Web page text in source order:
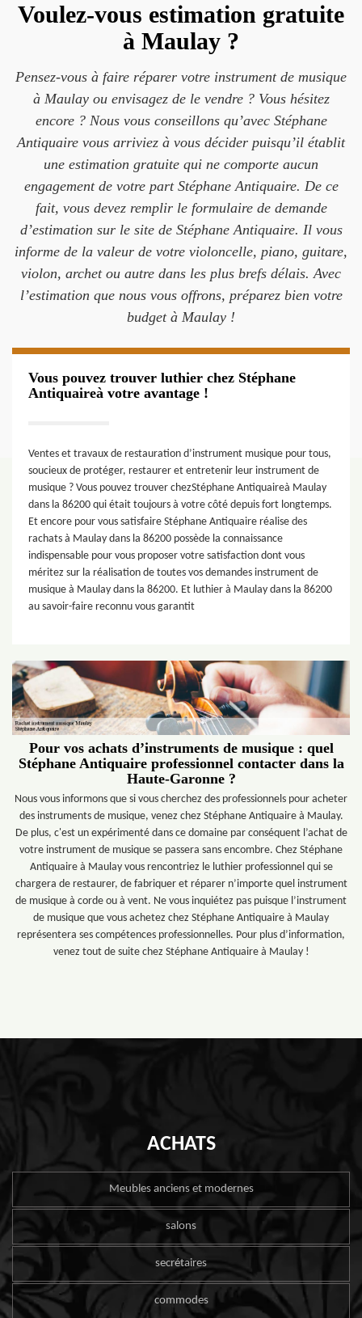
Voulez-vous estimation gratuite
à Maulay ?
Pensez-vous à faire réparer votre instrument de musique
à Maulay ou envisagez de le vendre ? Vous hésitez
encore ? Nous vous conseillons qu’avec Stéphane
Antiquaire vous arriviez à vous décider puisqu’il établit
une estimation gratuite qui ne comporte aucun
engagement de votre part Stéphane Antiquaire. De ce
fait, vous devez remplir le formulaire de demande
d’estimation sur le site de Stéphane Antiquaire. Il vous
informe de la valeur de votre violoncelle, piano, guitare,
violon, archet ou autre dans les plus brefs délais. Avec
l’estimation que nous vous offrons, préparez bien votre
budget à Maulay !
Vous pouvez trouver luthier chez Stéphane
Antiquaireà votre avantage !
Ventes et travaux de restauration d’instrument musique pour tous,
soucieux de protéger, restaurer et entretenir leur instrument de
musique ? Vous pouvez trouver chezStéphane Antiquaireà Maulay
dans la 86200 qui était toujours à votre côté depuis fort longtemps.
Et encore pour vous satisfaire Stéphane Antiquaire réalise des
rachats à Maulay dans la 86200 possède la connaissance
indispensable pour vous proposer votre satisfaction dont vous
méritez sur la réalisation de toutes vos demandes instrument de
musique à Maulay dans la 86200. Et luthier à Maulay dans la 86200
au savoir-faire reconnu vous garantit
Pour vos achats d’instruments de musique : quel
Stéphane Antiquaire professionnel contacter dans la
Haute-Garonne ?
Nous vous informons que si vous cherchez des professionnels pour acheter
des instruments de musique, venez chez Stéphane Antiquaire à Maulay.
De plus, c'est un expérimenté dans ce domaine par conséquent l’achat de
votre instrument de musique se passera sans encombre. Chez Stéphane
Antiquaire à Maulay vous rencontriez le luthier professionnel qui se
chargera de restaurer, de fabriquer et réparer n’importe quel instrument
de musique à corde ou à vent. Ne vous inquiétez pas puisque l’instrument
de musique que vous achetez chez Stéphane Antiquaire à Maulay
représentera ses compétences professionnelles. Pour plus d’information,
venez tout de suite chez Stéphane Antiquaire à Maulay !
ACHATS
Meubles anciens et modernes
salons
secrétaires
commodes